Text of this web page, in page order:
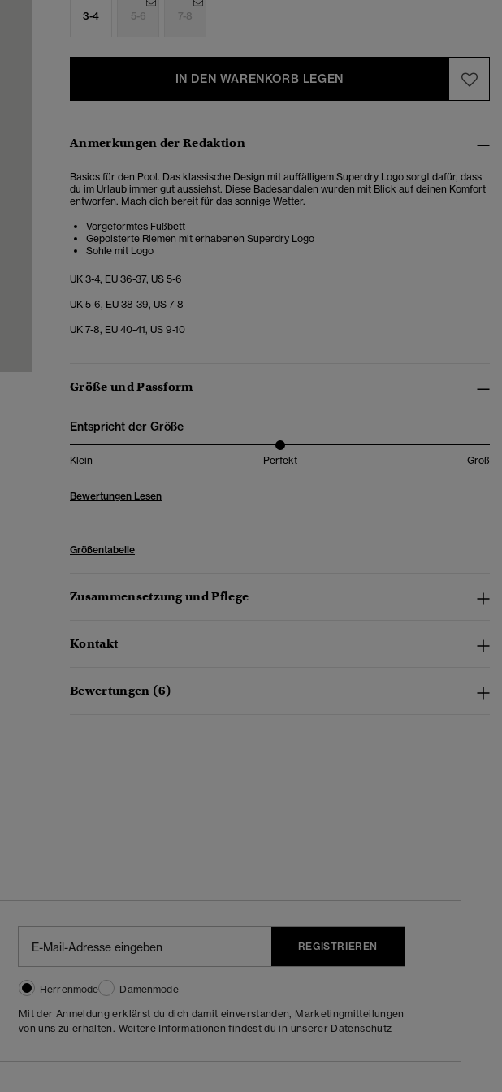
3-4 5-6 7-8
IN DEN WARENKORB LEGEN
Anmerkungen der Redaktion
Basics für den Pool. Das klassische Design mit auffälligem Superdry Logo sorgt dafür, dass
du im Urlaub immer gut aussiehst. Diese Badesandalen wurden mit Blick auf deinen Komfort
entworfen. Mach dich bereit für das sonnige Wetter.
Vorgeformtes Fußbett
Gepolsterte Riemen mit erhabenen Superdry Logo
Sohle mit Logo
UK 3-4, EU 36-37, US 5-6
UK 5-6, EU 38-39, US 7-8
UK 7-8, EU 40-41, US 9-10
Größe und Passform
Entspricht der Größe
Klein Perfekt Groß
Bewertungen Lesen
Größentabelle
Zusammensetzung und Pflege
Kontakt
Bewertungen (6)
REGISTRIEREN
Herrenmode
Damenmode
Mit der Anmeldung erklärst du dich damit einverstanden, Marketingmitteilungen
von uns zu erhalten. Weitere Informationen findest du in unserer Datenschutz